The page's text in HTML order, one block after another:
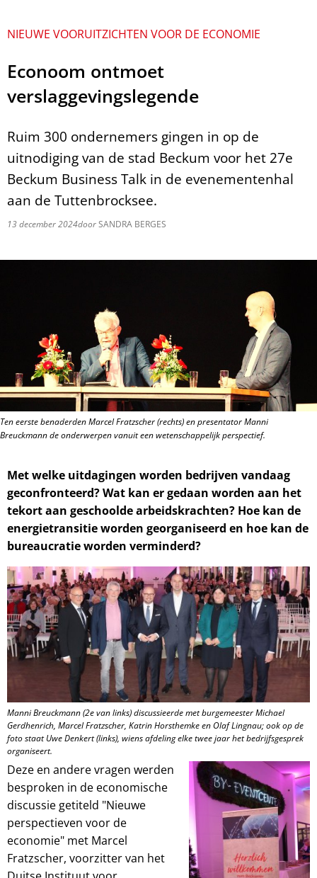
NIEUWE VOORUITZICHTEN VOOR DE ECONOMIE
Econoom ontmoet
verslaggevingslegende
Ruim 300 ondernemers gingen in op de
uitnodiging van de stad Beckum voor het 27e
Beckum Business Talk in de evenementenhal
aan de Tuttenbrocksee.
13 december 2024doorSANDRA BERGES
Ten eerste benaderden Marcel Fratzscher (rechts) en presentator Manni
Breuckmann de onderwerpen vanuit een wetenschappelijk perspectief.
Met welke uitdagingen worden bedrijven vandaag
geconfronteerd? Wat kan er gedaan worden aan het
tekort aan geschoolde arbeidskrachten? Hoe kan de
energietransitie worden georganiseerd en hoe kan de
bureaucratie worden verminderd?
Manni Breuckmann (2e van links) discussieerde met burgemeester Michael
Gerdhenrich, Marcel Fratzscher, Katrin Horsthemke en Olaf Lingnau; ook op de
foto staat Uwe Denkert (links), wiens afdeling elke twee jaar het bedrijfsgesprek
organiseert.
Deze en andere vragen werden
besproken in de economische
discussie getiteld "Nieuwe
perspectieven voor de
economie" met Marcel
Fratzscher, voorzitter van het